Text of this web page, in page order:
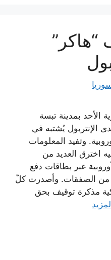
“هاكر”
الأحد بمدينة تبسة
الإنتربول يُشتبه في
وتفيد المعلومات
اخترق العديد من
عبر بطاقات دفع
من الصفقات. وأصدرت كلّ
مذكرة توقيف بحق